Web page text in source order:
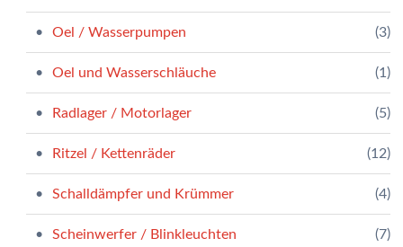
Oel / Wasserpumpen (3)
Oel und Wasserschläuche (1)
Radlager / Motorlager (5)
Ritzel / Kettenräder (12)
Schalldämpfer und Krümmer (4)
Scheinwerfer / Blinkleuchten (7)